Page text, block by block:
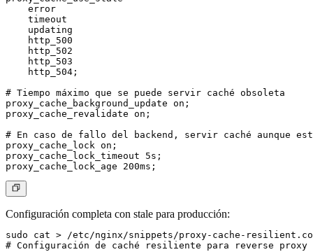
    error
    timeout
    updating
    http_500
    http_502
    http_503
    http_504;
# Tiempo máximo que se puede servir caché obsoleta
proxy_cache_background_update on;
proxy_cache_revalidate on;
# En caso de fallo del backend, servir caché aunque
proxy_cache_lock on;
proxy_cache_lock_timeout 5s;
Configuración completa con stale para producción:
sudo cat > /etc/nginx/snippets/proxy-cache-
# Configuración de caché resiliente para reverse proxy